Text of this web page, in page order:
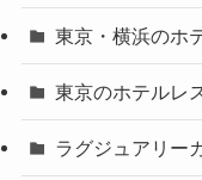
東京・横浜のホ
東京のホテルレ
ラグジュアリー